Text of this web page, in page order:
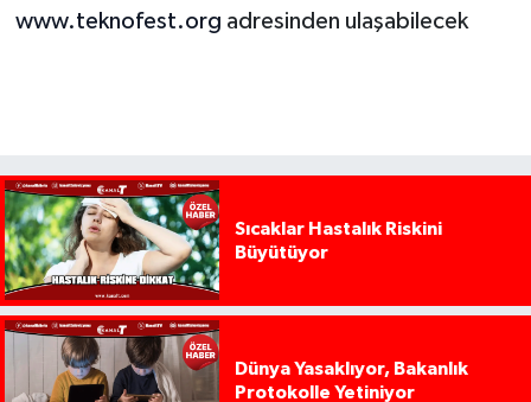
www.teknofest.org adresinden ulaşabilecek
Sıcaklar Hastalık Riskini
Büyütüyor
Dünya Yasaklıyor, Bakanlık
Protokolle Yetiniyor